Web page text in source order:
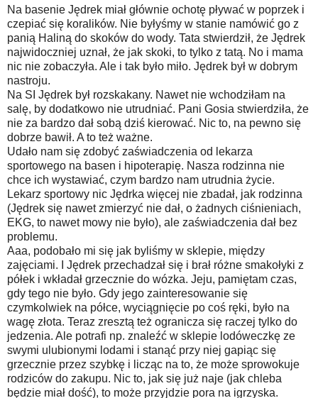
Na basenie Jędrek miał głównie ochotę pływać w poprzek i
czepiać się koralików. Nie byłyśmy w stanie namówić go z
panią Haliną do skoków do wody. Tata stwierdził, że Jędrek
najwidoczniej uznał, że jak skoki, to tylko z tatą. No i mama
nic nie zobaczyła. Ale i tak było miło. Jędrek był w dobrym
nastroju.
Na SI Jędrek był rozskakany. Nawet nie wchodziłam na
salę, by dodatkowo nie utrudniać. Pani Gosia stwierdziła, że
nie za bardzo dał sobą dziś kierować. Nic to, na pewno się
dobrze bawił. A to też ważne.
Udało nam się zdobyć zaświadczenia od lekarza
sportowego na basen i hipoterapię. Nasza rodzinna nie
chce ich wystawiać, czym bardzo nam utrudnia życie.
Lekarz sportowy nic Jędrka więcej nie zbadał, jak rodzinna
(Jędrek się nawet zmierzyć nie dał, o żadnych ciśnieniach,
EKG, to nawet mowy nie było), ale zaświadczenia dał bez
problemu.
Aaa, podobało mi się jak byliśmy w sklepie, między
zajęciami. I Jędrek przechadzał się i brał różne smakołyki z
półek i wkładał grzecznie do wózka. Jeju, pamiętam czas,
gdy tego nie było. Gdy jego zainteresowanie się
czymkolwiek na półce, wyciągnięcie po coś ręki, było na
wagę złota. Teraz zresztą też ogranicza się raczej tylko do
jedzenia. Ale potrafi np. znaleźć w sklepie lodóweczkę ze
swymi ulubionymi lodami i stanąć przy niej gapiąc się
grzecznie przez szybkę i licząc na to, że może sprowokuje
rodziców do zakupu. Nic to, jak się już naje (jak chleba
będzie miał dość), to może przyjdzie pora na igrzyska.